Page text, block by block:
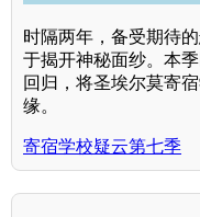
时隔两年，备受期待
于揭开神秘面纱。本
回归，将圣埃尔莫寄
缘。
寄宿学校疑云第七季